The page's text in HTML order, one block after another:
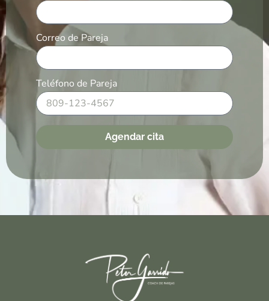
Correo de Pareja
Teléfono de Pareja
Agendar cita